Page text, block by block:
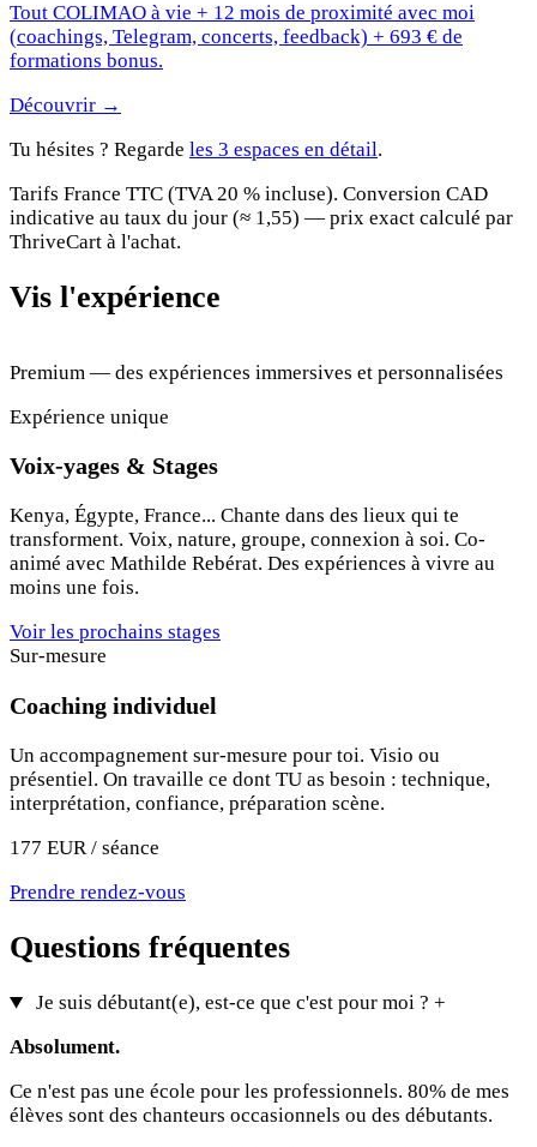
Tout COLIMAO à vie + 12 mois de proximité avec moi
(coachings, Telegram, concerts, feedback) + 693 € de
formations bonus.
Découvrir →
Tu hésites ? Regarde les 3 espaces en détail.
Tarifs France TTC (TVA 20 % incluse). Conversion CAD
indicative au taux du jour (≈ 1,55) — prix exact calculé par
ThriveCart à l'achat.
Vis l'expérience
Premium — des expériences immersives et personnalisées
Expérience unique
Voix-yages & Stages
Kenya, Égypte, France... Chante dans des lieux qui te
transforment. Voix, nature, groupe, connexion à soi. Co-
animé avec Mathilde Rebérat. Des expériences à vivre au
moins une fois.
Voir les prochains stages
Sur-mesure
Coaching individuel
Un accompagnement sur-mesure pour toi. Visio ou
présentiel. On travaille ce dont TU as besoin : technique,
interprétation, confiance, préparation scène.
177 EUR / séance
Prendre rendez-vous
Questions fréquentes
Je suis débutant(e), est-ce que c'est pour moi ?+
Absolument.
Ce n'est pas une école pour les professionnels. 80% de mes
élèves sont des chanteurs occasionnels ou des débutants.